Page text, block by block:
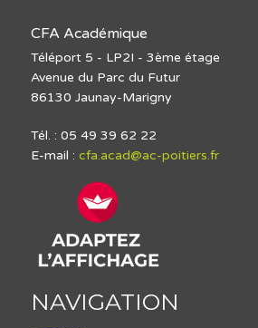
CFA Académique
Téléport 5 - LP2I - 3ème étage
Avenue du Parc du Futur
86130 Jaunay-Marigny
Tél. : 05 49 39 62 22
E-mail : cfa.acad@ac-poitiers.fr
NAVIGATION